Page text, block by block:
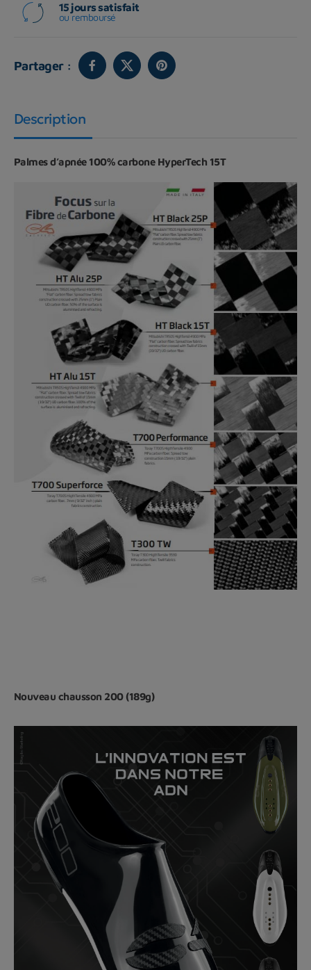
15 jours satisfait
ou remboursé
Partager :
Description
Palmes d’apnée 100% carbone HyperTech 15T
Nouveau chausson 200 (189g)